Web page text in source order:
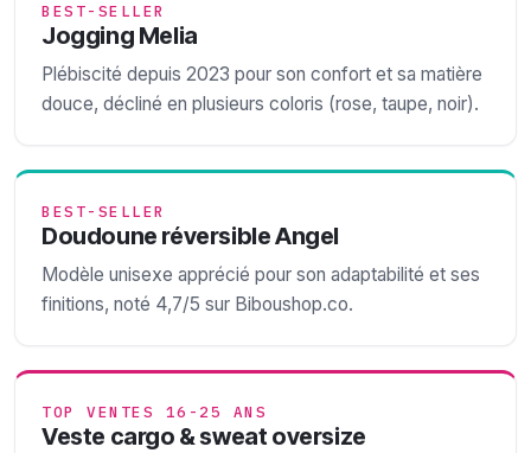
BEST-SELLER
Jogging Melia
Plébiscité depuis 2023 pour son confort et sa matière
douce, décliné en plusieurs coloris (rose, taupe, noir).
BEST-SELLER
Doudoune réversible Angel
Modèle unisexe apprécié pour son adaptabilité et ses
finitions, noté 4,7/5 sur Biboushop.co.
TOP VENTES 16-25 ANS
Veste cargo & sweat oversize